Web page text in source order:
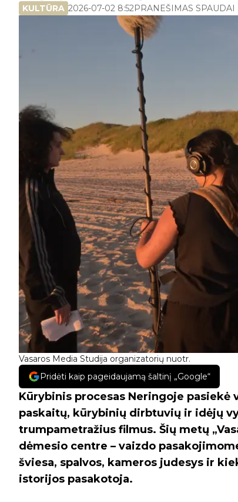
Vasaros Media Studija organizatorių nuotr.
KULTŪRA 2026-07-02 8:52PRANEŠIMAS SPAUDAI
Pridėti kaip pageidaujamą šaltinį „Google“
Kūrybinis procesas Neringoje pasiekė
paskaitų, kūrybinių dirbtuvių ir idėjų
trumpametražius filmus. Šių metų
dėmesio centre – vaizdo
šviesa, spalvos, kameros judesys ir
istorijos pasakotoja.